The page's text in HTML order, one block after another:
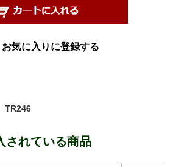
お気に入りに登録する
TR246
されている商品